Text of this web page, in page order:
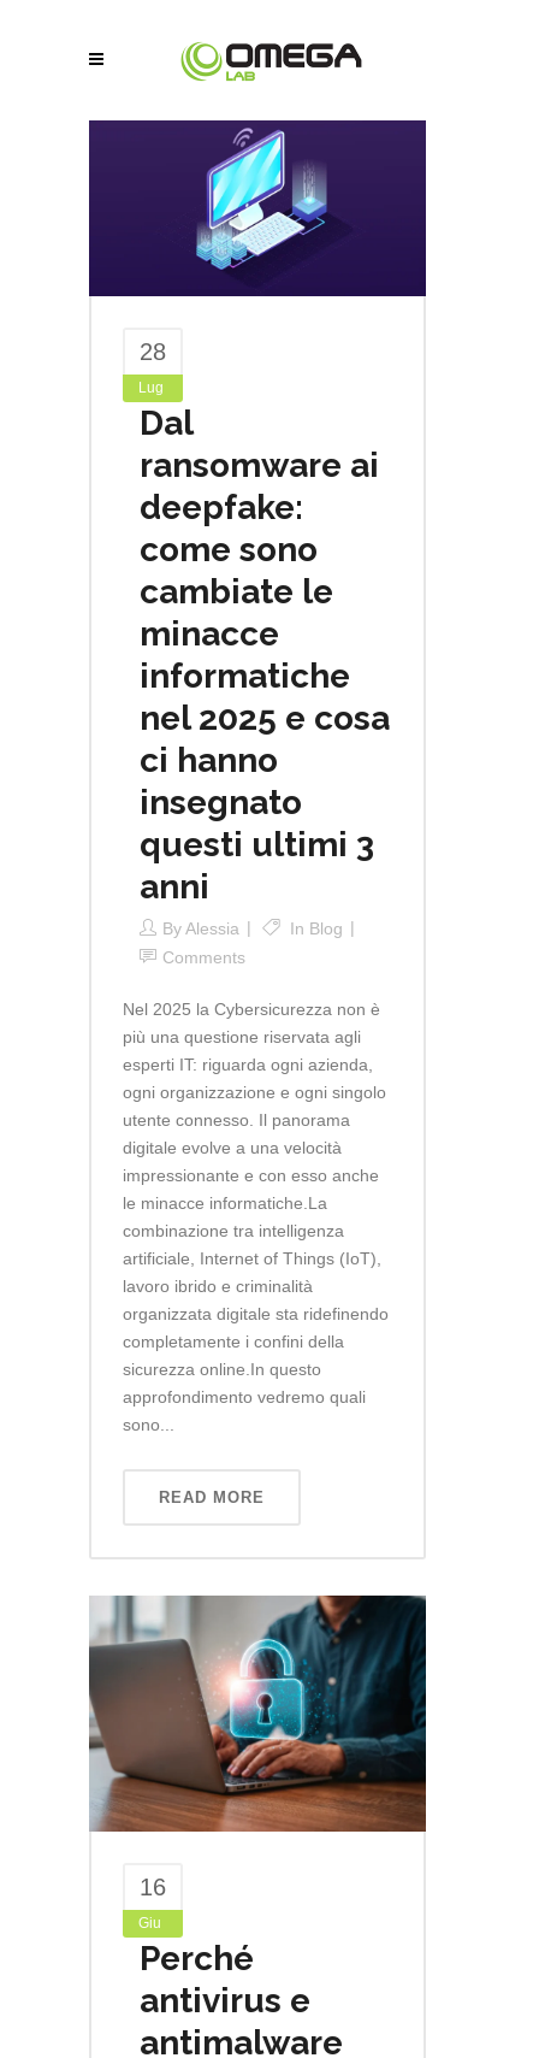
28
Lug
Dal
ransomware ai
deepfake:
come sono
cambiate le
minacce
informatiche
nel 2025 e cosa
ci hanno
insegnato
questi ultimi 3
anni
ByAlessia In Blog
Comments
Nel 2025 la Cybersicurezza non è
più una questione riservata agli
esperti IT: riguarda ogni azienda,
ogni organizzazione e ogni singolo
utente connesso. Il panorama
digitale evolve a una velocità
impressionante e con esso anche
le minacce informatiche.La
combinazione tra intelligenza
artificiale, Internet of Things (IoT),
lavoro ibrido e criminalità
organizzata digitale sta ridefinendo
completamente i confini della
sicurezza online.In questo
approfondimento vedremo quali
sono...
READ MORE
16
Giu
Perché
antivirus e
antimalware